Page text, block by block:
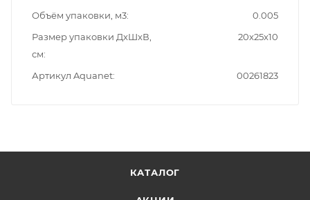
Объём упаковки, м3
0.005
Размер упаковки ДxШxВ,
см
20x25x10
Артикул Aquanet 00261823
КАТАЛОГ